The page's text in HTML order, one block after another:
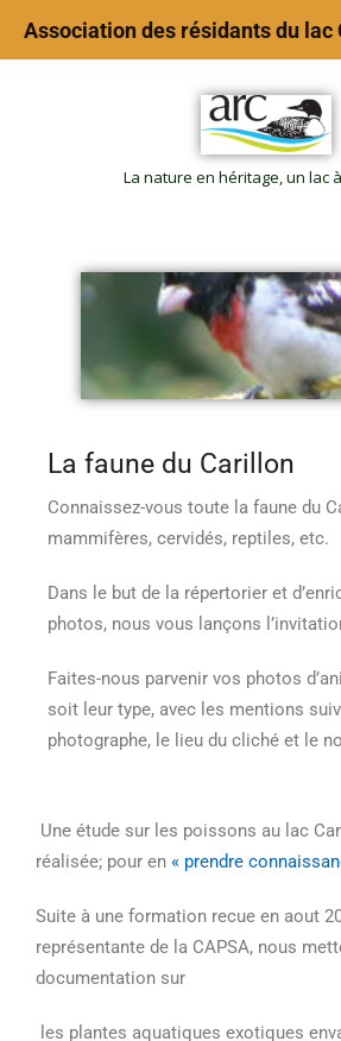
La nature en héritage, un lac
Association des résidants du lac
La faune du Carillon
Connaissez-vous toute la faune du
mammifères, cervidés, reptiles, etc.
Dans le but de la répertorier et
photos, nous vous lançons
Faites-nous parvenir vos photos
soit leur type, avec les mentions
photographe, l e lieu du cliché et l e
Une étude sur les poissons au lac
réalisée; pour en « prendre
Suite à une formation recue en aout
représentante de la CAPSA, nous
documentation sur
les plantes aquatiques exotiques